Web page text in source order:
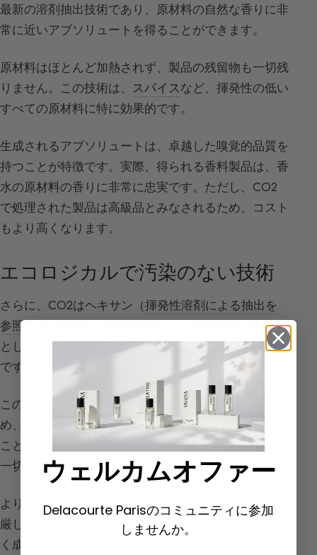
最新の溶剤抽出技術であり、原材料の自然な香りに非
常に近いアブソリュートを得ることができます。
原材料はほとんど加熱されず、製品の残留物も一切残
りません。この技術は、 スパイスなど、揮発性の低い
すべての原材料に特に効果的です。
生成されるアブソリュートは、卓越した嗅覚的品質を
持つことが特徴です。実際、得られる香料製品は、香
水の原材料の香りに非常に忠実です。ただし、CO2
で処理された製品は高級品とみなされるため、コスト
もより高くなります。
エコロジカルで汚染のない技術
さらに、CO2はヘキサン（揮発性溶剤による抽出を
参照）とは異なり、危険性がなく、引火性もない溶剤
として認められています。そのため、使用はより安全
です。
このガスはリサイクル可能で汚染物質を排出しないた
め、環境に優しいものです（「グリーン溶剤」と呼ぶ
こともできるでしょう）。この方法は温室効果ガスを
一切発生させないため、非常にエコロジカルです。
より自然でエコロジカルな製品への関心の高まりと、
厳しい環境規制により、この革新的な抽出技術は大き
く成長しています。
ウェルカムオファー
Delacourte Parisのコミュニティに参加
しませんか。